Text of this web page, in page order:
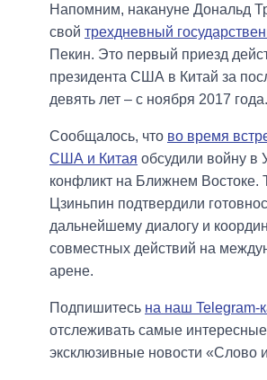
Напомним, накануне Дональд
свой трехдневный
Пекин. Это первый приезд
президента США в Китай за
девять лет – с ноября 2017 года.
Сообщалось, что во время
США и Китая обсудили войну в
конфликт на Ближнем Востоке.
Цзиньпин подтвердили
дальнейшему диалогу и
совместных действий на
арене.
Подпишитесь на наш Telegram-
отслеживать самые
эксклюзивные новости «Слово